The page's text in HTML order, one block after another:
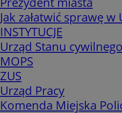
Jak załatwić sprawę
INSTYTUCJE
Urząd Stanu cywilnego
MOPS
ZUS
Urząd Pracy
Komenda Miejska